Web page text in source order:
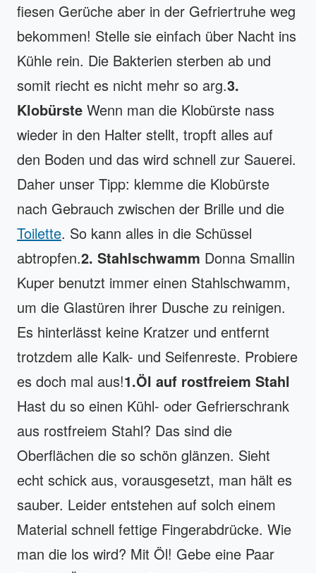
fiesen Gerüche aber in der Gefriertruhe weg
bekommen! Stelle sie einfach über Nacht ins
Kühle rein. Die Bakterien sterben ab und
somit riecht es nicht mehr so arg.3.
Klobürste Wenn man die Klobürste nass
wieder in den Halter stellt, tropft alles auf
den Boden und das wird schnell zur Sauerei.
Daher unser Tipp: klemme die Klobürste
nach Gebrauch zwischen der Brille und die
Toilette. So kann alles in die Schüssel
abtropfen.2. Stahlschwamm Donna Smallin
Kuper benutzt immer einen Stahlschwamm,
um die Glastüren ihrer Dusche zu reinigen.
Es hinterlässt keine Kratzer und entfernt
trotzdem alle Kalk- und Seifenreste. Probiere
es doch mal aus!1.Öl auf rostfreiem Stahl
Hast du so einen Kühl- oder Gefrierschrank
aus rostfreiem Stahl? Das sind die
Oberflächen die so schön glänzen. Sieht
echt schick aus, vorausgesetzt, man hält es
sauber. Leider entstehen auf solch einem
Material schnell fettige Fingerabdrücke. Wie
man die los wird? Mit Öl! Gebe eine Paar